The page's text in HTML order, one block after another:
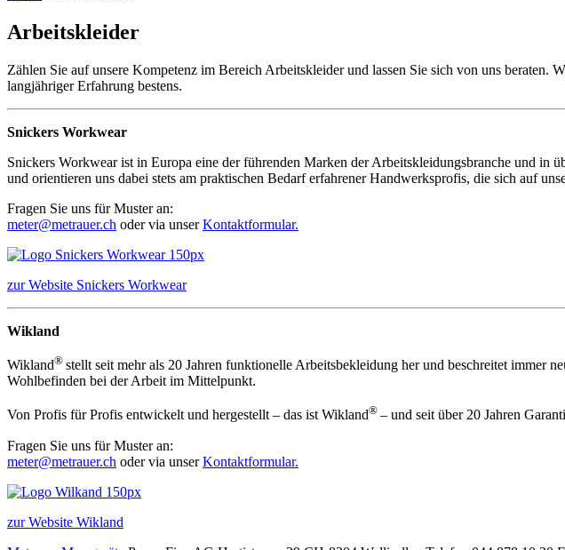
Arbeitskleider
Zählen Sie auf unsere Kompetenz im Bereich Arbeitskleider und lassen Sie sich von uns beraten.
langjähriger Erfahrung bestens.
Snickers Workwear
Snickers Workwear ist in Europa eine der führenden Marken der Arbeitskleidungsbranche und
und orientieren uns dabei stets am praktischen Bedarf erfahrener Handwerksprofis, die sich auf
Fragen Sie uns für Muster an:
meter@metrauer.ch oder via unserKontaktformular.
zur Website Snickers Workwear
Wikland
Wikland® stellt seit mehr als 20 Jahren funktionelle Arbeitsbekleidung her und beschreitet immer
Wohlbefinden bei der Arbeit im Mittelpunkt.
Von Profis für Profis entwickelt und hergestellt – das ist Wikland® – und seit über 20 Jahren
Fragen Sie uns für Muster an:
meter@metrauer.ch oder via unserKontaktformular.
zur Website Wikland